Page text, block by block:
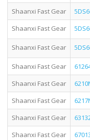
Shaanxi Fast Gear
Shaanxi Fast Gear
Shaanxi Fast Gear
Shaanxi Fast Gear
Shaanxi Fast Gear
Shaanxi Fast Gear
Shaanxi Fast Gear
Shaanxi Fast Gear